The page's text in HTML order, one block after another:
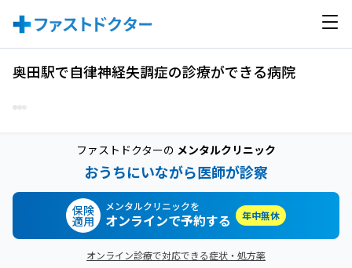
奥田駅で自律神経失調症の診療ができる病院
ファストドクターの メンタルクリニック
おうちにいながら医師が診察
保険
適用
メンタルクリニックを
オンラインで予約する 年中無休
オンライン診療で対応できる症状・処方薬